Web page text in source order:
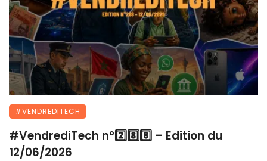
#VENDREDITECH
#VendrediTech n°2️⃣8️⃣8️⃣ – Edition du
12/06/2026